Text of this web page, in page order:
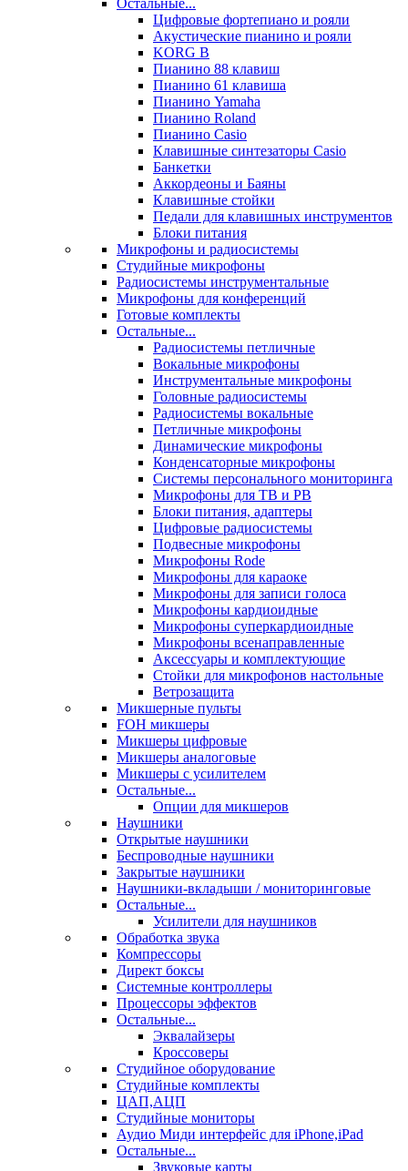
Остальные...
Цифровые фортепиано и рояли
Акустические пианино и рояли
KORG B
Пианино 88 клавиш
Пианино 61 клавиша
Пианино Yamaha
Пианино Roland
Пианино Casio
Клавишные синтезаторы Casio
Банкетки
Аккордеоны и Баяны
Клавишные стойки
Педали для клавишных инструментов
Блоки питания
Микрофоны и радиосистемы
Студийные микрофоны
Радиосистемы инструментальные
Микрофоны для конференций
Готовые комплекты
Остальные...
Радиосистемы петличные
Вокальные микрофоны
Инструментальные микрофоны
Головные радиосистемы
Радиосистемы вокальные
Петличные микрофоны
Динамические микрофоны
Конденсаторные микрофоны
Системы персонального мониторинга
Микрофоны для ТВ и РВ
Блоки питания, адаптеры
Цифровые радиосистемы
Подвесные микрофоны
Микрофоны Rode
Микрофоны для караоке
Микрофоны для записи голоса
Микрофоны кардиоидные
Микрофоны суперкардиоидные
Микрофоны всенаправленные
Аксессуары и комплектующие
Стойки для микрофонов настольные
Ветрозащита
Микшерные пульты
FOH микшеры
Микшеры цифровые
Микшеры аналоговые
Микшеры с усилителем
Остальные...
Опции для микшеров
Наушники
Открытые наушники
Беспроводные наушники
Закрытые наушники
Наушники-вкладыши / мониторинговые
Остальные...
Усилители для наушников
Обработка звука
Компрессоры
Директ боксы
Системные контроллеры
Процессоры эффектов
Остальные...
Эквалайзеры
Кроссоверы
Студийное оборудование
Студийные комплекты
ЦАП,АЦП
Студийные мониторы
Аудио Миди интерфейс для iPhone,iPad
Остальные...
Звуковые карты